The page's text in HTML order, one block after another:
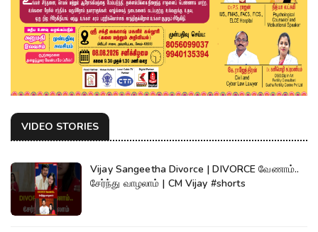
VIDEO STORIES
Vijay Sangeetha Divorce | DIVORCE வேணாம்..
சேர்ந்து வாழலாம் | CM Vijay #shorts